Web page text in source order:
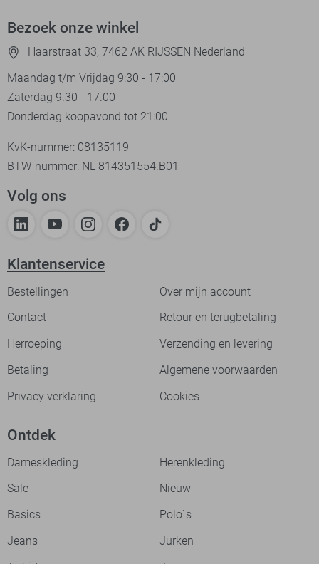
Bezoek onze winkel
Haarstraat 33, 7462 AK RIJSSEN Nederland
Maandag t/m Vrijdag 9:30 - 17:00
Zaterdag 9.30 - 17.00
Donderdag koopavond tot 21:00
KvK-nummer: 08135119
BTW-nummer: NL 814351554.B01
Volg ons
Klantenservice
Bestellingen
Over mijn account
Contact
Retour en terugbetaling
Herroeping
Verzending en levering
Betaling
Algemene voorwaarden
Privacy verklaring
Cookies
Ontdek
Dameskleding
Herenkleding
Sale
Nieuw
Basics
Polo`s
Jeans
Jurken